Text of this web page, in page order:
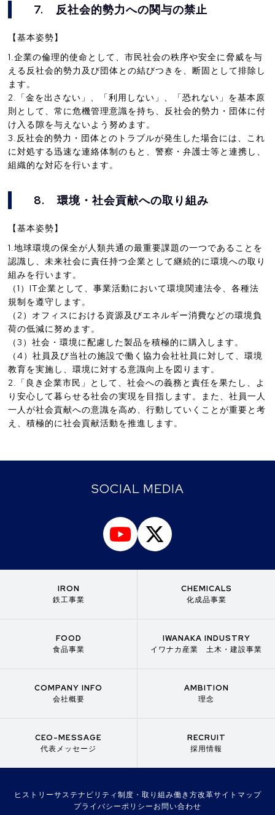
7. 反社会的勢力への関与の禁止
【基本姿勢】
1.企業の倫理的使命として、市民社会の秩序や安全に脅威を与
える反社会的勢力及び団体との結びつきを、断固として排除し
ます。
2.「金を出さない」、「利用しない」、「恐れない」を基本原
則として、常に危機管理意識を持ち、反社会的勢力・団体に付
け入る隙を与えないよう努めます。
3.反社会的勢力・団体とのトラブルが発生した場合には、これ
に対処する迅速な連絡体制のもと、警察・弁護士等と連携し、
組織的な対応を行います。
8. 環境・社会貢献への取り組み
【基本姿勢】
1.地球環境の保全が人類共通の最重要課題の一つであることを
認識し、未来社会に責任持つ企業として継続的に環境への取り
組みを行います。
（1）IT企業として、事業活動において環境関連法令、各種法
規制を遵守します。
（2）オフィスにおける資源及びエネルギー消費などの環境負
荷の低減に努めます。
（3）社会・環境に配慮した製品を積極的に購入します。
（4）社員及び当社の施設で働く協力会社社員に対して、環境
教育を実施し、環境に対する意識向上を図ります。
2.「良き企業市民」として、社会への義務と責任を果たし、よ
り安心して暮らせる社会の実現を目指します。また、社員一人
一人が社会貢献への意識を高め、行動していくことが重要と考
え、積極的に社会貢献活動を推進します。
SOCIAL MEDIA
IRON
鉄工事業
CHEMICALS
化成品事業
FOOD
食品事業
IWANAKA INDUSTRY
イワナカ産業 土木・建設事業
COMPANY INFO
会社概要
AMBITION
理念
CEO-MESSAGE
代表メッセージ
RECRUIT
採用情報
ヒストリーサステナビリティ制度・取り組み働き方改革サイトマップ
プライバシーポリシーお問い合わせ